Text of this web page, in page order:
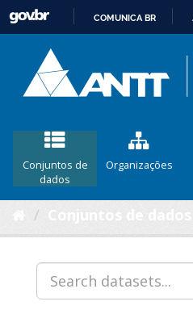
COMUNICA BR
Conjuntos de
dados
Organizações